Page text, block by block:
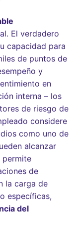
El verdadero
capacidad para
de puntos de
y
en
interna – los
de riesgo de
considere
como uno de
alcanzar
permite
de
la carga de
específicas,
del